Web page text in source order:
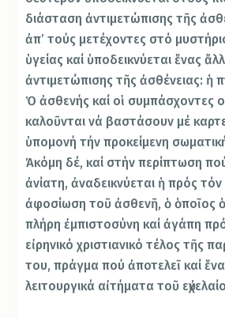
διάσταση ἀντιμετώπισης τῆς
ἀπ’ τούς μετέχοντες στό
ὑγείας καί ὑποδεικνύεται ἕνας
ἀντιμετώπισης τῆς ἀσθένειας: ἡ
Ὁ ἀσθενής καί οἱ συμπάσχοντες
καλοῦνται νά βαστάσουν μέ
ὑπομονή τήν προκείμενη
Ἀκόμη δέ, καί στήν περίπτωση
ἀνίατη, ἀναδεικνύεται ἡ πρός
ἀφοσίωση τοῦ ἀσθενῆ, ὁ ὁποῖος
πλήρη ἐμπιστοσύνη καί ἀγάπη
εἰρηνικό χριστιανικό τέλος τῆς
του, πράγμα πού ἀποτελεῖ καί
λειτουργικά αἰτήματα τοῦ